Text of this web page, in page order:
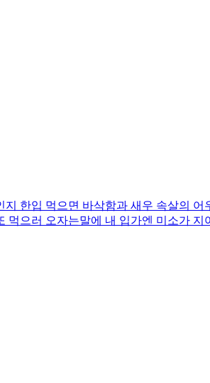
한입 먹으면 바삭함과 새우 속살의
먹으러 오자는말에 내 입가엔 미소가 지